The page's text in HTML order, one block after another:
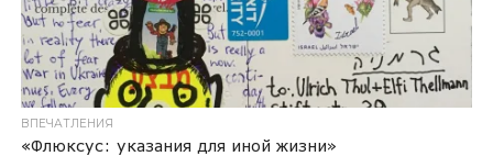
ВПЕЧАТЛЕНИЯ
«Флюксус: указания для иной жизни»